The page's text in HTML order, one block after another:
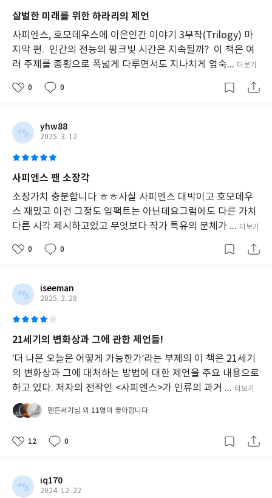
그
는
절
대
적
객
성
정
하
역
사
가
해
석
의
산
임
명
하
민
족,
종
교,
돈,
정
체
성
등
리
허
구
살벌한 미래를 위한 하라리의 제언
사피엔스, 호모데우스에 이은인간 이야기 3부작(Trilogy) 마
지막 편. 인간의 전능의 핑크빛 시간은 지속될까? 이 책은 여
러 주제를 종횡으로 폭넓게 다루면서도 지나치게 엄숙... 더보기
0 0
yhw88
2025. 3. 12
사피엔스 팬 소장각
소장가치 충분합니다 ㅎㅎ사실 사피엔스 대박이고 호모데우
스 재밌고 이건 그정도 임팩트는 아닌데요그럼에도 다른 가치
다른 시각 제시하고있고 무엇보다 작가 특유의 문체가 ... 더보기
0 0
iseeman
2025. 2. 28
21세기의 변화상과 그에 관한 제언들!
‘더 나은 오늘은 어떻게 가능한가’라는 부제의 이 책은 21세기
의 변화상과 그에 대처하는 방법에 대한 제언을 주요 내용으로
하고 있다. 저자의 전작인 <사피엔스>가 인류의 과거 ... 더보기
펜든서기 님 외 11명이 좋아합니다
12 0
iq170
2024. 12. 22